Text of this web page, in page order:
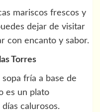
mariscos frescos y
dejar de visitar
con encanto y sabor.
Torres
fría a base de
es un plato
calurosos.